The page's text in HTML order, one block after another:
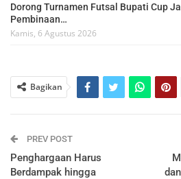
Dorong Turnamen Futsal Bupati Cup
Pembinaan…
Kamis, 6 Agustus 2026
Bagikan
PREV POST
Penghargaan Harus
Berdampak hingga